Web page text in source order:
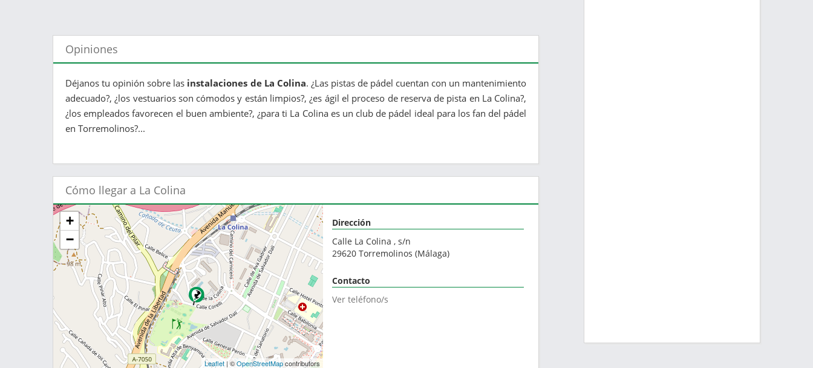
Opiniones
Déjanos tu opinión sobre las instalaciones de La Colina. ¿Las pistas de pádel cuentan con un mantenimiento
adecuado?, ¿los vestuarios son cómodos y están limpios?, ¿es ágil el proceso de reserva de pista en La Colina?,
¿los empleados favorecen el buen ambiente?, ¿para ti La Colina es un club de pádel ideal para los fan del pádel
en Torremolinos?...
Cómo llegar a La Colina
+
−
Leaflet | ©OpenStreetMapcontributors
Dirección
Calle La Colina , s/n
29620 Torremolinos (Málaga)
Contacto
Ver teléfono/s